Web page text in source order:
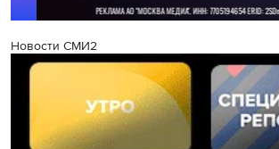
Новости СМИ2